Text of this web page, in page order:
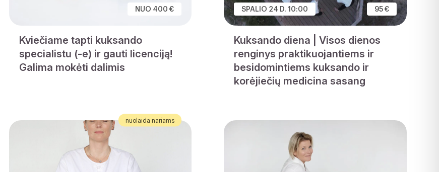
NUO 400 €
Kviečiame tapti kuksando
specialistu (-e) ir gauti licenciją!
Galima mokėti dalimis
SPALIO 24 D. 10:00 95 €
Kuksando diena | Visos dienos
renginys praktikuojantiems ir
besidomintiems kuksando ir
korėjiečių medicina sasang
nuolaida nariams